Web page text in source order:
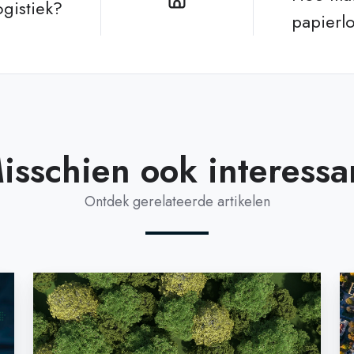
ook
Ontdek gerelateerde artikelen
Brandstof
besparen
door
digitalisering,